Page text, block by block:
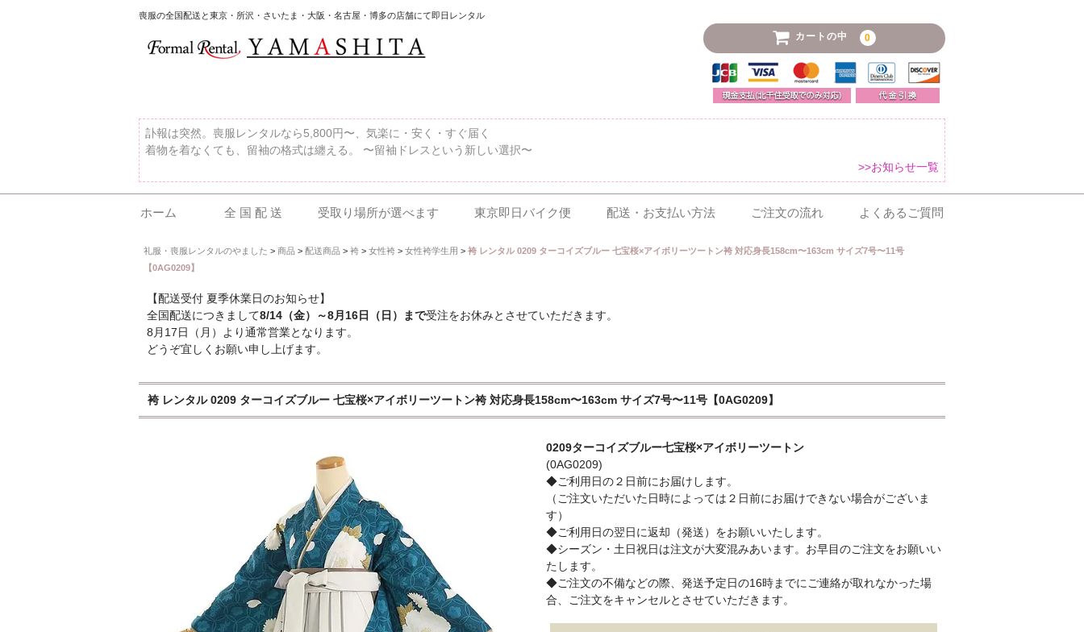
喪服の全国配送と東京・所沢・さいたま・大阪・名古屋・博多の店舗にて即日レンタル
カートの中 0
訃報は突然。喪服レンタルなら5,800円〜、気楽に・安く・すぐ届く
着物を着なくても、留袖の格式は纏える。 〜留袖ドレスという新しい選択〜
>>お知らせ一覧
ホーム 全 国 配 送 受取り場所が選べます 東京即日バイク便 配送・お支払い方法 ご注文の流れ よくあるご質問
礼服・喪服レンタルのやました > 商品> 配送商品> 袴> 女性袴> 女性袴学生用 > 袴 レンタル 0209 ターコイズブルー 七宝桜×アイボリーツートン袴 対応身長158cm〜163cm サイズ7号〜11号
【0AG0209】
【配送受付 夏季休業日のお知らせ】
全国配送につきまして8/14（金）～8月16日（日）まで受注をお休みとさせていただきます。
8月17日（月）より通常営業となります。
どうぞ宜しくお願い申し上げます。
袴 レンタル 0209 ターコイズブルー 七宝桜×アイボリーツートン袴 対応身長158cm〜163cm サイズ7号〜11号【0AG0209】
0209ターコイズブルー七宝桜×アイボリーツートン
(0AG0209)
◆ご利用日の２日前にお届けします。
（ご注文いただいた日時によっては２日前にお届けできない場合がございま
す）
◆ご利用日の翌日に返却（発送）をお願いいたします。
◆シーズン・土日祝日は注文が大変混みあいます。お早目のご注文をお願いい
たします。
◆ご注文の不備などの際、発送予定日の16時までにご連絡が取れなかった場
合、ご注文をキャンセルとさせていただきます。